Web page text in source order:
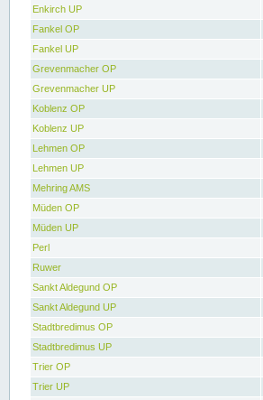
Enkirch UP
Fankel OP
Fankel UP
Grevenmacher OP
Grevenmacher UP
Koblenz OP
Koblenz UP
Lehmen OP
Lehmen UP
Mehring AMS
Müden OP
Müden UP
Perl
Ruwer
Sankt Aldegund OP
Sankt Aldegund UP
Stadtbredimus OP
Stadtbredimus UP
Trier OP
Trier UP